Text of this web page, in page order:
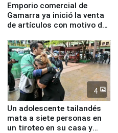
Emporio comercial de
Gamarra ya inició la venta
de artículos con motivo de
4
Un adolescente tailandés
mata a siete personas en
un tiroteo en su casa y